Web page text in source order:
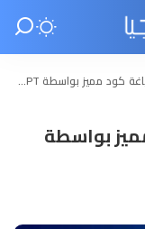
بواسطة